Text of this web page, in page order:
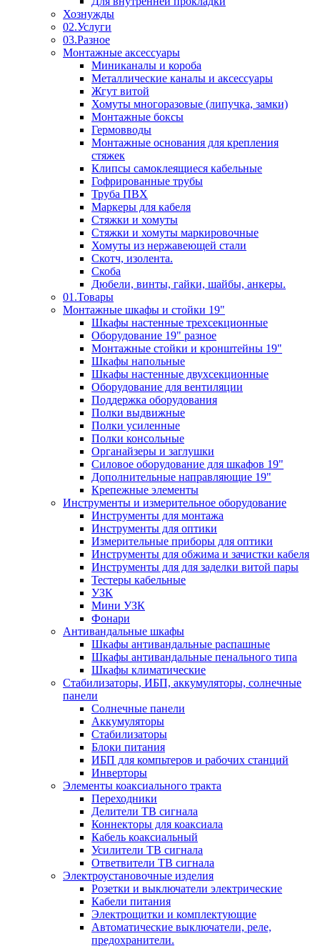
Хознужды
02.Услуги
03.Разное
Монтажные аксессуары
Миниканалы и короба
Металлические каналы и аксессуары
Жгут витой
Хомуты многоразовые (липучка, замки)
Монтажные боксы
Гермовводы
Монтажные основания для крепления
стяжек
Клипсы самоклеящиеся кабельные
Гофрированные трубы
Труба ПВХ
Маркеры для кабеля
Стяжки и хомуты
Стяжки и хомуты маркировочные
Хомуты из нержавеющей стали
Скотч, изолента.
Скоба
Дюбели, винты, гайки, шайбы, анкеры.
01.Товары
Монтажные шкафы и стойки 19"
Шкафы настенные трехсекционные
Оборудование 19" разное
Монтажные стойки и кронштейны 19"
Шкафы напольные
Шкафы настенные двухсекционные
Оборудование для вентиляции
Поддержка оборудования
Полки выдвижные
Полки усиленные
Полки консольные
Органайзеры и заглушки
Силовое оборудование для шкафов 19"
Дополнительные направляющие 19"
Крепежные элементы
Инструменты и измерительное оборудование
Инструменты для монтажа
Инструменты для оптики
Измерительные приборы для оптики
Инструменты для обжима и зачистки кабеля
Инструменты для для заделки витой пары
Тестеры кабельные
УЗК
Мини УЗК
Фонари
Антивандальные шкафы
Шкафы антивандальные распашные
Шкафы антивандальные пенального типа
Шкафы климатические
Стабилизаторы, ИБП, аккумуляторы, солнечные
панели
Солнечные панели
Аккумуляторы
Стабилизаторы
Блоки питания
ИБП для компьтеров и рабочих станций
Инверторы
Элементы коаксиального тракта
Переходники
Делители ТВ сигнала
Коннекторы для коаксиала
Кабель коаксиальный
Усилители ТВ сигнала
Ответвители ТВ сигнала
Электроустановочные изделия
Розетки и выключатели электрические
Кабели питания
Электрощитки и комплектующие
Автоматические выключатели, реле,
предохранители.